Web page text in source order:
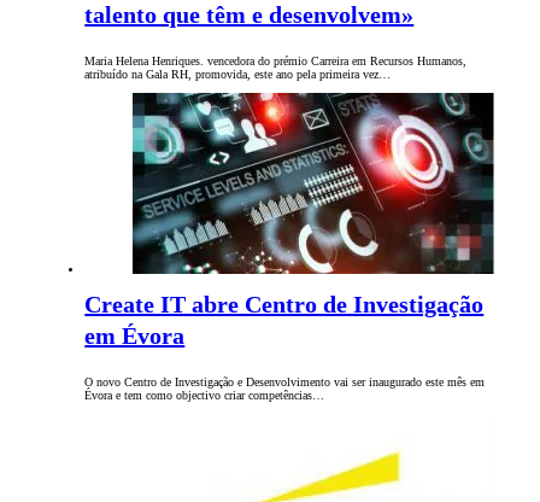
talento que têm e desenvolvem»
Maria Helena Henriques. vencedora do prémio Carreira em Recursos Humanos,
atribuído na Gala RH, promovida, este ano pela primeira vez…
Create IT abre Centro de Investigação
em Évora
O novo Centro de Investigação e Desenvolvimento vai ser inaugurado este mês em
Évora e tem como objectivo criar competências…